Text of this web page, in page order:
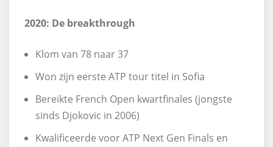
2020: De breakthrough
Klom van 78 naar 37
Won zijn eerste ATP tour titel in Sofia
Bereikte French Open kwartfinales (jongste
sinds Djokovic in 2006)
Kwalificeerde voor ATP Next Gen Finals en